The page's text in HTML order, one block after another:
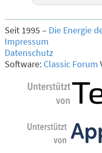
Seit 1995 – Die Energie
Impressum
Datenschutz
Software: Classic Forum